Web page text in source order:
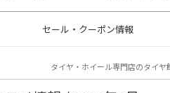
セール・クーポン情報
タイヤ・ホイール専門店のタイヤ